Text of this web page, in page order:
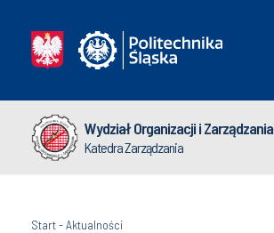
Wydział Organizacji i Zarządzania
Katedra Zarządzania
Start-Aktualności